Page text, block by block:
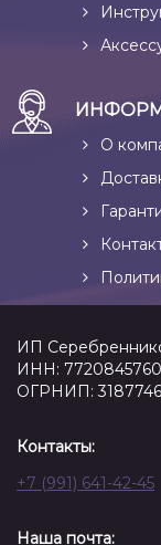
О
ИП
ИНН:
ОГРНИП:
Контакты:
+7 (991) 641-42-45
Наша почта: